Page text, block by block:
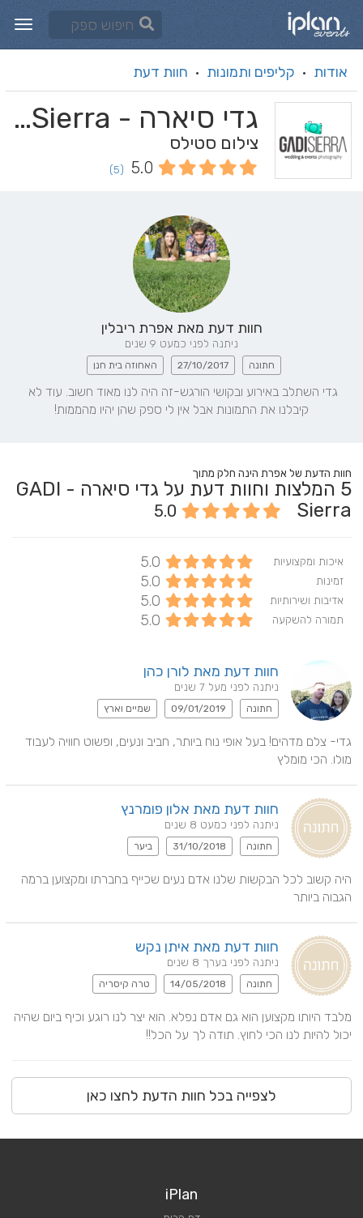
אודות · קליפים ותמונות · חוות דעת
גדי סיארה - GADI Sierra
צילום סטילס
5.0
(5)
חוות דעת מאת אפרת ריבלין
ניתנה לפני כמעט 9 שנים
חתונה 27/10/2017 האחוזה בית חנן
קיבלנו את התמונות אבל אין לי ספק שהן יהיו מהממות!
חוות הדעת של אפרת הינה חלק מתוך
5
המלצות וחוות דעת על גדי סיארה - GADI
Sierra
5.0
איכות ומקצועיות 5.0
זמינות 5.0
אדיבות ושירותיות 5.0
תמורה להשקעה 5.0
חוות דעת מאת לורן כהן
ניתנה לפני מעל 7 שנים
חתונה 09/01/2019 שמיים וארץ
מולו. הכי מומלץ
חוות דעת מאת אלון פומרנץ
ניתנה לפני כמעט 8 שנים
חתונה 31/10/2018 ביער
הגבוה ביותר
חוות דעת מאת איתן נקש
ניתנה לפני בערך 8 שנים
חתונה 14/05/2018 טרה קיסריה
יכול להיות לנו הכי לחוץ. תודה לך על הכל!!
לצפייה בכל חוות הדעת לחצו כאן
iPlan